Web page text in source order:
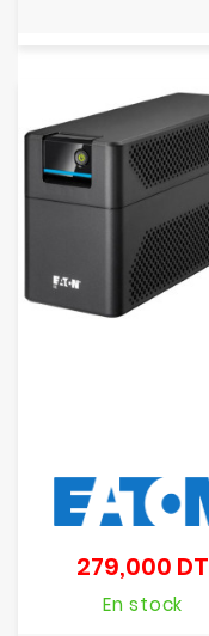
279,000 DT
En stock